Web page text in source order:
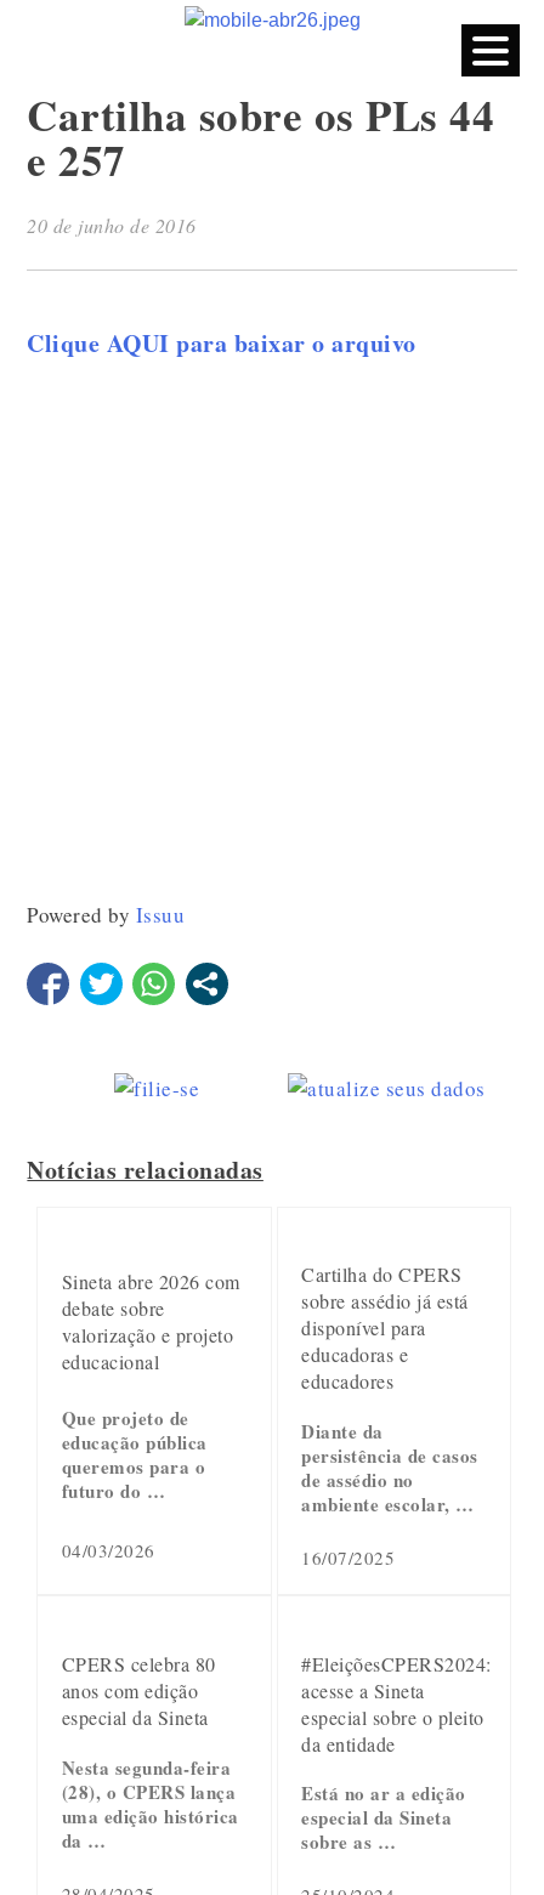
CPERS – Sindicato dos Professores e Funcionários de escola
contentCartilha sobre os PLs 44
e 257
20 de junho de 2016
Clique AQUI para baixar o arquivo
Powered by Issuu
Notícias relacionadas
Sineta abre 2026 com
debate sobre
valorização e projeto
educacional
Que projeto de
educação pública
queremos para o
futuro do …
04/03/2026
Cartilha do CPERS
sobre assédio já está
disponível para
educadoras e
educadores
Diante da
persistência de casos
de assédio no
ambiente escolar, …
16/07/2025
CPERS celebra 80
anos com edição
especial da Sineta
Nesta segunda-feira
(28), o CPERS lança
uma edição histórica
da …
#EleiçõesCPERS2024:
acesse a Sineta
especial sobre o pleito
da entidade
Está no ar a edição
especial da Sineta
sobre as …